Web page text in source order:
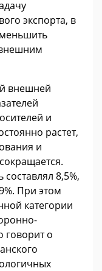
экспорта, в
внешней
и
растет,
и
составлял 8,5%,
При этом
категории
говорит о